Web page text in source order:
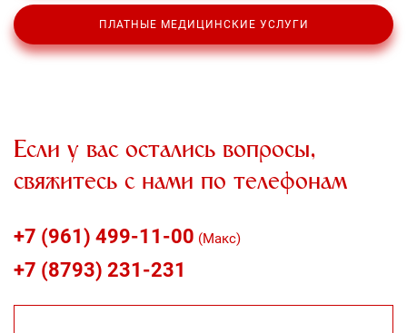
ПЛАТНЫЕ МЕДИЦИНСКИЕ УСЛУГИ
Если у вас остались вопросы,
свяжитесь с нами по телефонам
+7 (961) 499-11-00 (Макс)
+7 (8793) 231-231